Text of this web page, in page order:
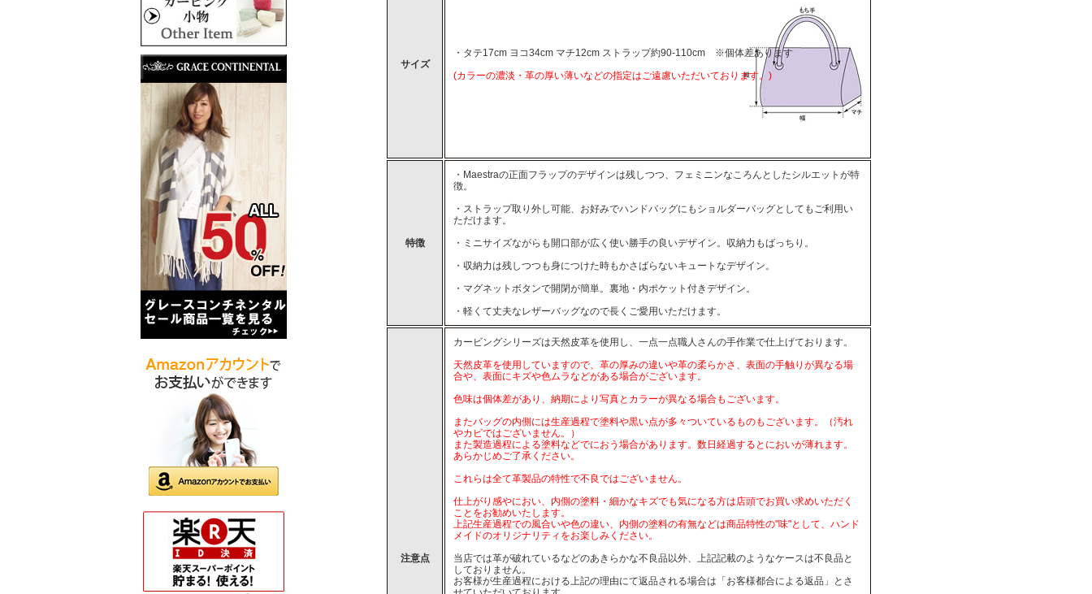
サイズ
・タテ17cm ヨコ34cm マチ12cm ストラップ約90-110cm ※個体差あります
(カラーの濃淡・革の厚い薄いなどの指定はご遠慮いただいております。)
特徴
・Maestraの正面フラップのデザインは残しつつ、フェミニンなころんとしたシルエットが特
徴。
・ストラップ取り外し可能、お好みでハンドバッグにもショルダーバッグとしてもご利用い
ただけます。
・ミニサイズながらも開口部が広く使い勝手の良いデザイン。収納力もばっちり。
・収納力は残しつつも身につけた時もかさばらないキュートなデザイン。
・マグネットボタンで開閉が簡単。裏地・内ポケット付きデザイン。
・軽くて丈夫なレザーバッグなので長くご愛用いただけます。
注意点
カービングシリーズは天然皮革を使用し、一点一点職人さんの手作業で仕上げております。
天然皮革を使用していますので、革の厚みの違いや革の柔らかさ、表面の手触りが異なる場
合や、表面にキズや色ムラなどがある場合がございます。
色味は個体差があり、納期により写真とカラーが異なる場合もございます。
またバッグの内側には生産過程で塗料や黒い点が多々ついているものもございます。（汚れ
やカビではございません。）
また製造過程による塗料などでにおう場合があります。数日経過するとにおいが薄れます。
あらかじめご了承ください。
これらは全て革製品の特性で不良ではございません。
仕上がり感やにおい、内側の塗料・細かなキズでも気になる方は店頭でお買い求めいただく
ことをお勧めいたします。
上記生産過程での風合いや色の違い、内側の塗料の有無などは商品特性の"味"として、ハンド
メイドのオリジナリティをお楽しみください。
当店では革が破れているなどのあきらかな不良品以外、上記記載のようなケースは不良品と
しておりません。
お客様が生産過程における上記の理由にて返品される場合は「お客様都合による返品」とさ